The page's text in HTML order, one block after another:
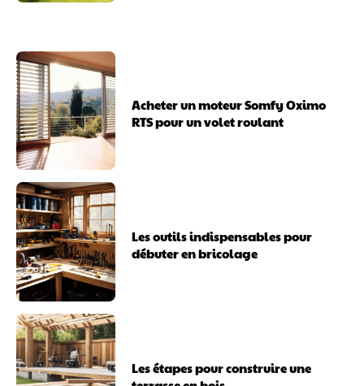
Acheter un moteur Somfy Oximo
RTS pour un volet roulant
Les outils indispensables pour
débuter en bricolage
Les étapes pour construire une